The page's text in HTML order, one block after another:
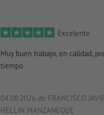
Excelente
Muy buen trabajo, en calidad,
tiempo
04.08.2026 de FRANCISCO
HELLIN MANZANEQUE